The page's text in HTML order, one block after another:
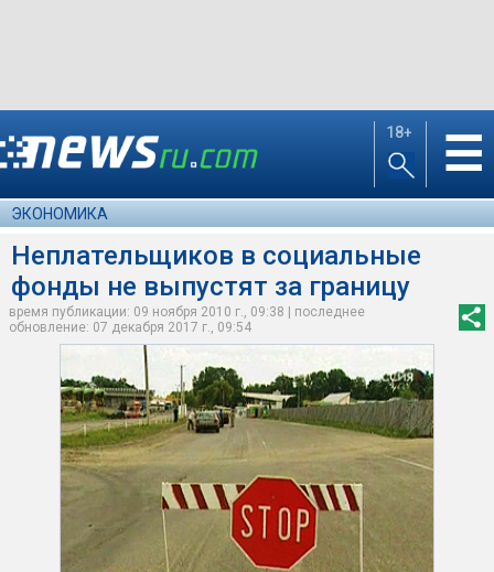
18+ ☰
ЭКОНОМИКА
Неплательщиков в социальные
фонды не выпустят за границу
время публикации: 09 ноября 2010 г., 09:38 | последнее
обновление: 07 декабря 2017 г., 09:54